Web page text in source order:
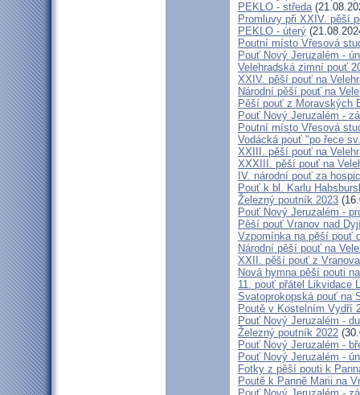
PEKLO - středa
Promluvy při XXIV. pěší
PEKLO - úterý
Poutní místo Vřesová
Pouť Nový Jeruzalém -
Velehradská zimní pouť
XXIV. pěší pouť na
Národní pěší pouť na
Pěší pouť z Moravských
Pouť Nový Jeruzalém -
Poutní místo Vřesová
Vodácká pouť "po řece
XXIII. pěší pouť na
XXXIII. pěší pouť na
IV. národní pouť za
Pouť k bl. Karlu
Železný poutník 2023
Pouť Nový Jeruzalém -
Pěší pouť Vranov nad
Vzpomínka na pěší pouť
Národní pěší pouť na
XXII. pěší pouť z
Nová hymna pěší pouti
11. pouť přátel Likvidace
Svatoprokopská pouť na
Poutě v Kostelním Vydří
Pouť Nový Jeruzalém -
Železný poutník 2022
Pouť Nový Jeruzalém -
Pouť Nový Jeruzalém -
Fotky z pěší pouti k
Poutě k Panně Marii na